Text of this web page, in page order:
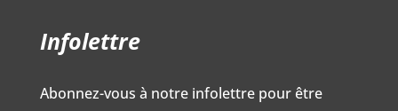
Infolettre
Abonnez-vous à notre infolettre pour être